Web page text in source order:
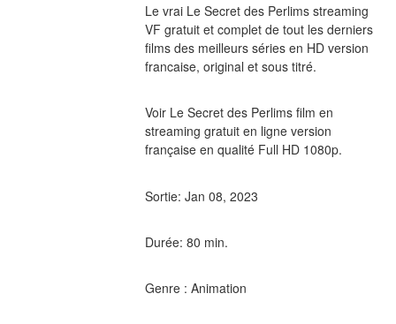
Le vrai Le Secret des Perlims streaming
VF gratuit et complet de tout les derniers
films des meilleurs séries en HD version
francaise, original et sous titré.
Voir Le Secret des Perlims film en
streaming gratuit en ligne version
française en qualité Full HD 1080p.
Sortie: Jan 08, 2023
Durée: 80 min.
Genre : Animation